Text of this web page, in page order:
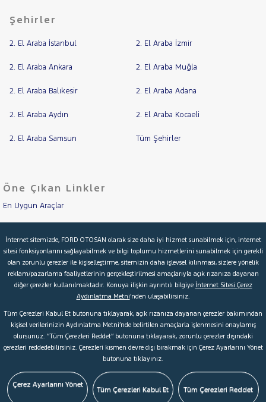
Şehirler
2. El Araba İstanbul 2. El Araba İzmir
2. El Araba Ankara 2. El Araba Muğla
2. El Araba Balıkesir 2. El Araba Adana
2. El Araba Aydın 2. El Araba Kocaeli
2. El Araba Samsun Tüm Şehirler
Öne Çıkan Linkler
En Uygun Araçlar
İkinci El Garanti
Kampanyalar
Kredi Hesaplama & Başvuru
© 2026 Ford Türkiye Ford Kurumsal Hakkımızda
Şartlar & Kişisel Verilerin Korunması S.S.S.
Çerez Tercihleri
İnternet sitemizde, FORD OTOSAN olarak size daha iyi hizmet sunabilmek için, internet
sitesi fonksiyonlarını sağlayabilmek ve bilgi toplumu hizmetlerini sunabilmek için gerekli
olan zorunlu çerezler ile kişiselleştirme, sitemizin daha işlevsel kılınması, sizlere yönelik
reklam/pazarlama faaliyetlerinin gerçekleştirilmesi amaçlarıyla açık rızanıza dayanan
diğer çerezler kullanılmaktadır. Konuya ilişkin ayrıntılı bilgiye İnternet Sitesi Çerez
Aydınlatma Metni’nden ulaşabilirsiniz.
Tüm Çerezleri Kabul Et butonuna tıklayarak, açık rızanıza dayanan çerezler bakımından
kişisel verilerinizin Aydınlatma Metni’nde belirtilen amaçlarla işlenmesini onaylamış
olursunuz. “Tüm Çerezleri Reddet” butonuna tıklayarak, zorunlu çerezler dışındaki
çerezleri reddedebilirsiniz. Çerezleri kısmen devre dışı bırakmak için Çerez Ayarlarını Yönet
butonuna tıklayınız.
Çerez Ayarlarını Yönet
Tüm Çerezleri Kabul Et Tüm Çerezleri Reddet